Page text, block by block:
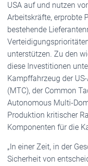
USA auf und nutzen
Arbeitskräfte, erprobte
bestehende
unterstützen. Zu den
diese Investitionen
Kampffahrzeug der
(MTC), der Common
Autonomous Multi-
Produktion kritischer
Komponenten für die
„In einer Zeit, in der
Sicherheit von